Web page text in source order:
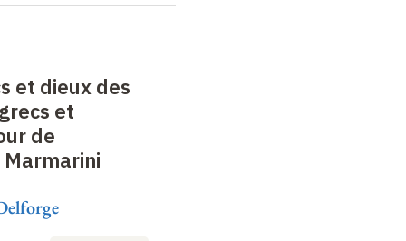
et dieux des
et
de